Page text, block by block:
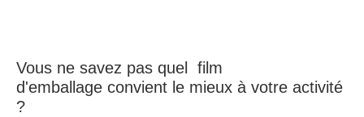
Vous ne savez pas quel film
d'emballage convient le mieux à votre activité
?